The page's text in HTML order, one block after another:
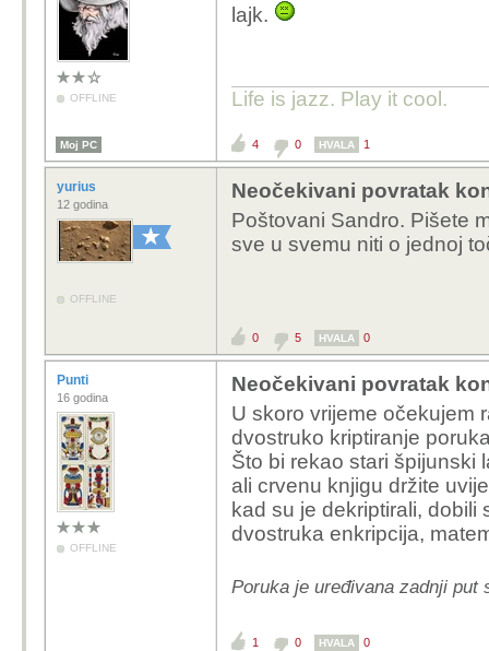
OFFLINE
lajk.
Life is jazz. Play it cool.
Moj PC 4 0 HVALA 1
yurius
12 godina
OFFLINE
Neočekivani povratak
Poštovani Sandro. Pišete
sve u svemu niti o jednoj
0 5 HVALA 0
Punti
16 godina
OFFLINE
Neočekivani povratak
U skoro vrijeme očekujem
dvostruko kriptiranje
Što bi rekao stari špijunski
ali crvenu knjigu držite
kad su je dekriptirali,
dvostruka enkripcija,
Poruka je uređivana zadnji put
1 0 HVALA 0